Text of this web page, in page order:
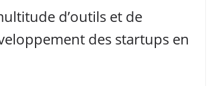
d’outils et de
des startups en